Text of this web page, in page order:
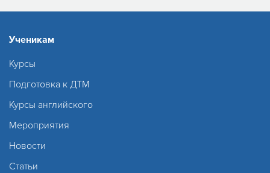
Ученикам
Курсы
Подготовка к ДТМ
Курсы английского
Мероприятия
Новости
Статьи